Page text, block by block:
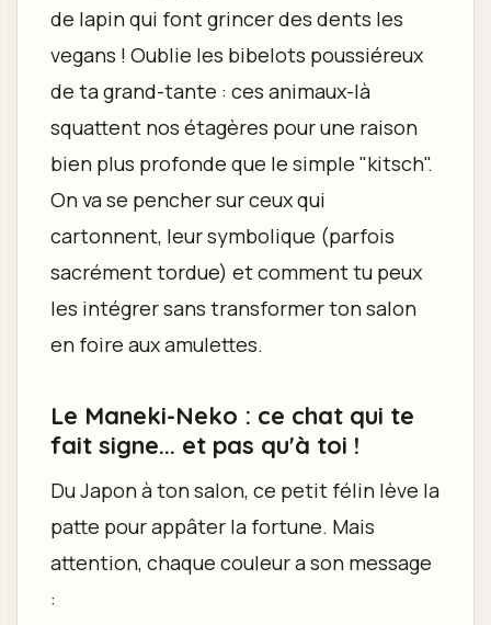
de lapin qui font grincer des dents les
vegans ! Oublie les bibelots poussiéreux
de ta grand-tante : ces animaux-là
squattent nos étagères pour une raison
bien plus profonde que le simple "kitsch".
On va se pencher sur ceux qui
cartonnent, leur symbolique (parfois
sacrément tordue) et comment tu peux
les intégrer sans transformer ton salon
en foire aux amulettes.
Le Maneki-Neko : ce chat qui te
fait signe... et pas qu'à toi !
Du Japon à ton salon, ce petit félin lève la
patte pour appâter la fortune. Mais
attention, chaque couleur a son message
: